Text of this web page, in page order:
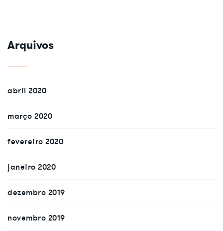
Arquivos
abril 2020
março 2020
fevereiro 2020
janeiro 2020
dezembro 2019
novembro 2019